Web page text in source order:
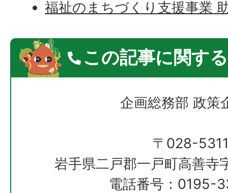
福祉のまちづくり支援事業
この記事に関す
企画総務部 政策
〒028-
岩手県二戸郡一戸町高善寺
電話番号：0195-